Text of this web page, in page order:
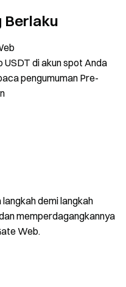
Berlaku
USDT di akun spot Anda
pengumuman Pre-
langkah demi langkah
memperdagangkannya
Web.